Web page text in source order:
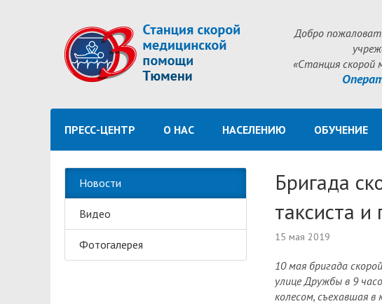
Добро
«Станция скорой
ПРЕСС-ЦЕНТР О НАС НАСЕЛЕНИЮ ОБУЧЕНИЕ
Новости
Видео
Фотогалерея
Бригада
таксиста
15 мая 2019
10 мая бригада
улице Дружбы в 9
колесом, съехавшая